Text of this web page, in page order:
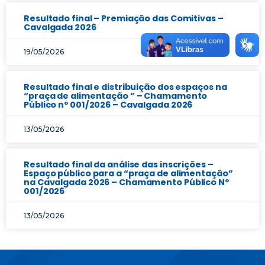
Resultado final – Premiação das Comitivas –
Cavalgada 2026
19/05/2026
Resultado final e distribuição dos espaços na
“praça de alimentação ” – Chamamento
Público nº 001/2026 – Cavalgada 2026
13/05/2026
Resultado final da análise das inscrições –
Espaço público para a “praça de alimentação”
na Cavalgada 2026 – Chamamento Público Nº
001/2026
13/05/2026